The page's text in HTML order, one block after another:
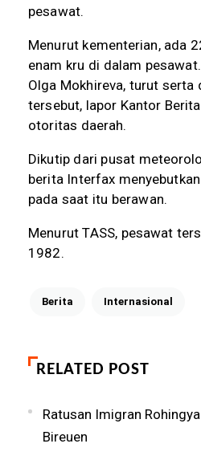
pesawat.
Menurut kementerian, ada
enam kru di dalam
Olga Mokhireva, turut serta
tersebut, lapor Kantor
otoritas daerah.
Dikutip dari pusat
berita Interfax
pada saat itu berawan.
Menurut TASS, pesawat
1982.
Berita Internasional
RELATED POST
Ratusan Imigran
Bireuen